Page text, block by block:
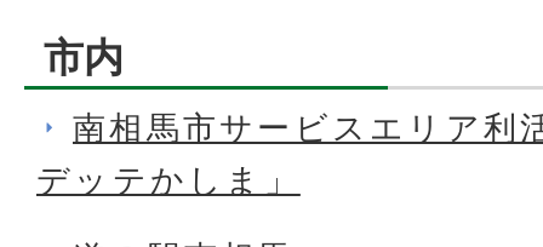
市内
南相馬市サービスエリア利
デッテかしま」